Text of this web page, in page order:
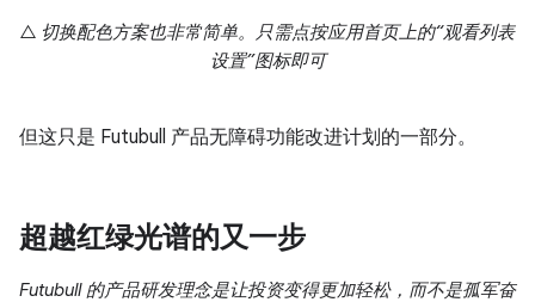
△ 切换配色方案也非常简单。只需点按应用首页上的“观看列表
设置”图标即可
但这只是 Futubull 产品无障碍功能改进计划的一部分。
超越红绿光谱的又一步
Futubull 的产品研发理念是让投资变得更加轻松，而不是孤军奋